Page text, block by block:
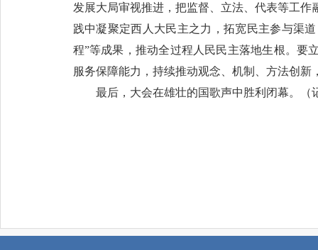
发展大局审视推进，把监督、立法、代表等工
践中凝聚定西人大民主之力，拓宽民主参与渠
程”等成果，推动全过程人民民主落地生根。要
服务保障能力，持续推动观念、机制、方法创
最后，大会在雄壮的国歌声中胜利闭幕。（